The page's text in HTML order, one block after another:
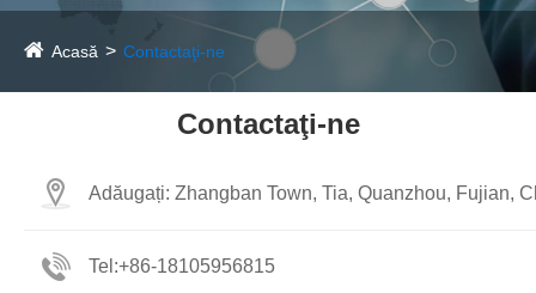
Acasă Contactaţi-ne
Contactaţi-ne
Adăugați: Zhangban Town, Tia, Quanzhou, Fujian,
Tel:+86-18105956815